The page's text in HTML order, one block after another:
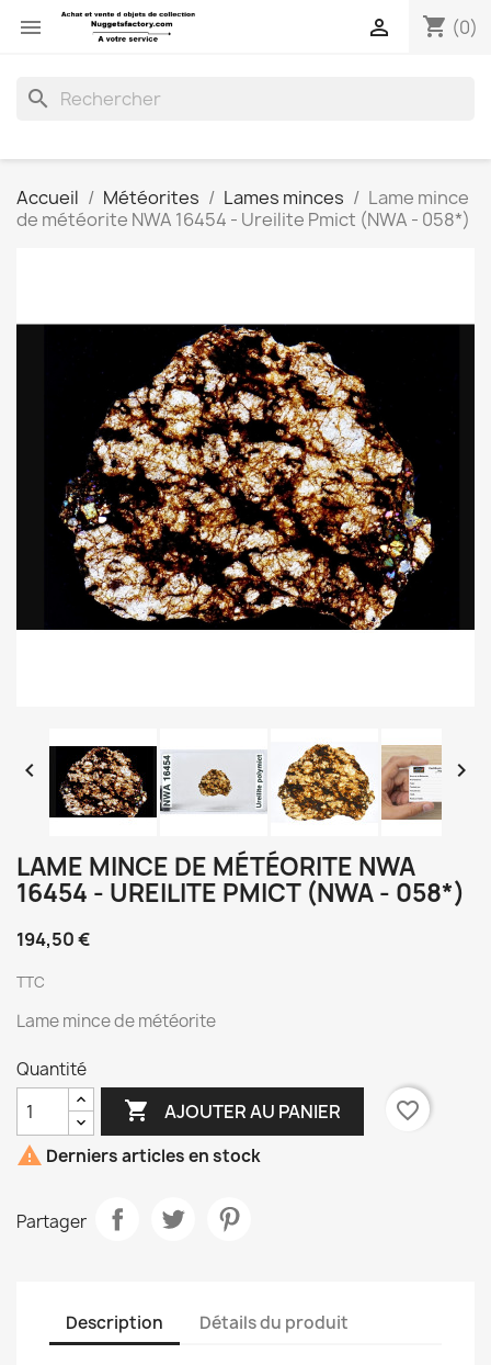
 shopping_cart (0)

search
Accueil Météorites Lames minces
Lame mince
de météorite NWA 16454 - Ureilite Pmict (NWA - 058*)
 
LAME MINCE DE MÉTÉORITE NWA
16454 - UREILITE PMICT (NWA - 058*)
194,50 €
TTC
Lame mince de météorite
Quantité
 AJOUTER AU PANIER
favorite_border
 Derniers articles en stock
Partager
Description Détails du produit